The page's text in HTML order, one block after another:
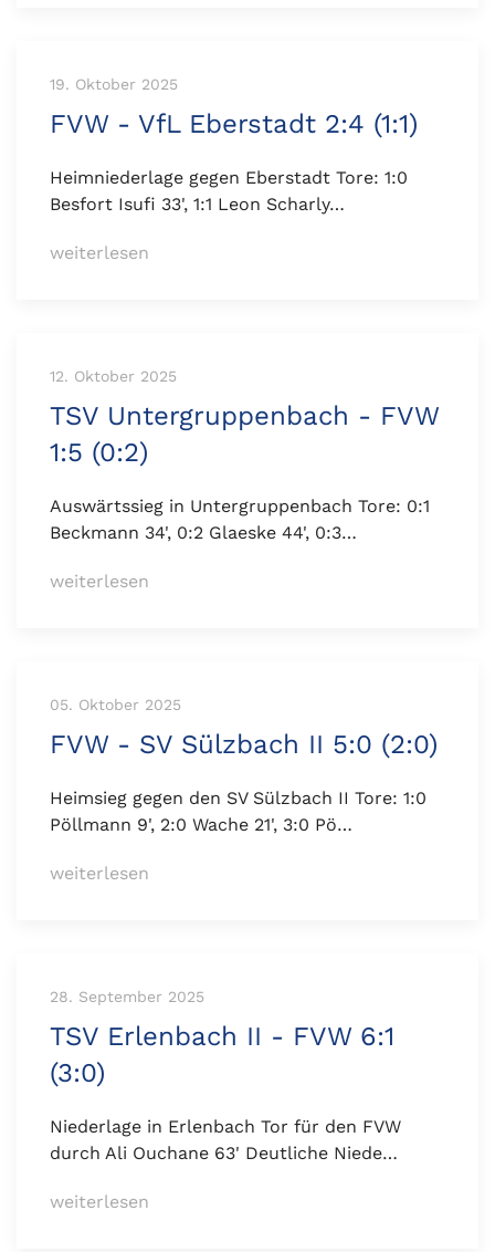
19. Oktober 2025
FVW - VfL Eberstadt 2:4 (1:1)
Heimniederlage gegen Eberstadt Tore: 1:0
Besfort Isufi 33', 1:1 Leon Scharly…
weiterlesen
12. Oktober 2025
TSV Untergruppenbach - FVW
1:5 (0:2)
Auswärtssieg in Untergruppenbach Tore: 0:1
Beckmann 34', 0:2 Glaeske 44', 0:3…
weiterlesen
05. Oktober 2025
FVW - SV Sülzbach II 5:0 (2:0)
Heimsieg gegen den SV Sülzbach II Tore: 1:0
Pöllmann 9', 2:0 Wache 21', 3:0 Pö…
weiterlesen
28. September 2025
TSV Erlenbach II - FVW 6:1
(3:0)
Niederlage in Erlenbach Tor für den FVW
durch Ali Ouchane 63' Deutliche Niede…
weiterlesen